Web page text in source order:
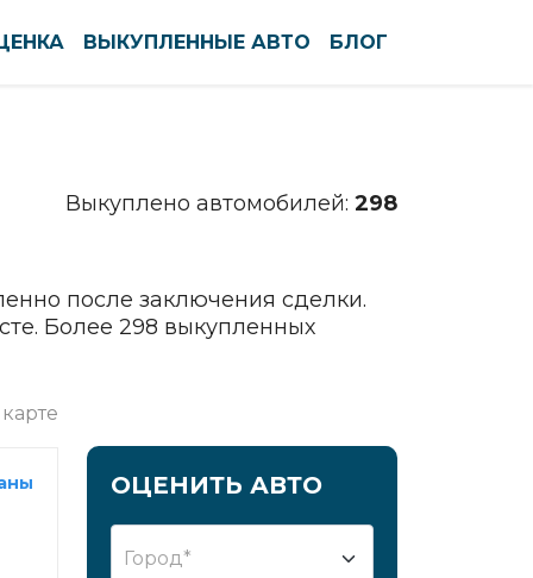
Сергиев Посад
Симферополь
Ставрополь
Старый Оскол
Стерлитамак
Сургут
ВЫКУПЛЕННЫЕ АВТО БЛОГ
Выкуплено автомобилей: 298
после заключения сделки.
Более 298 выкупленных
ОЦЕНИТЬ АВТО
Город*